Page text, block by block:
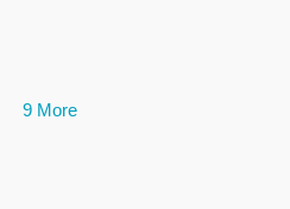
9 More